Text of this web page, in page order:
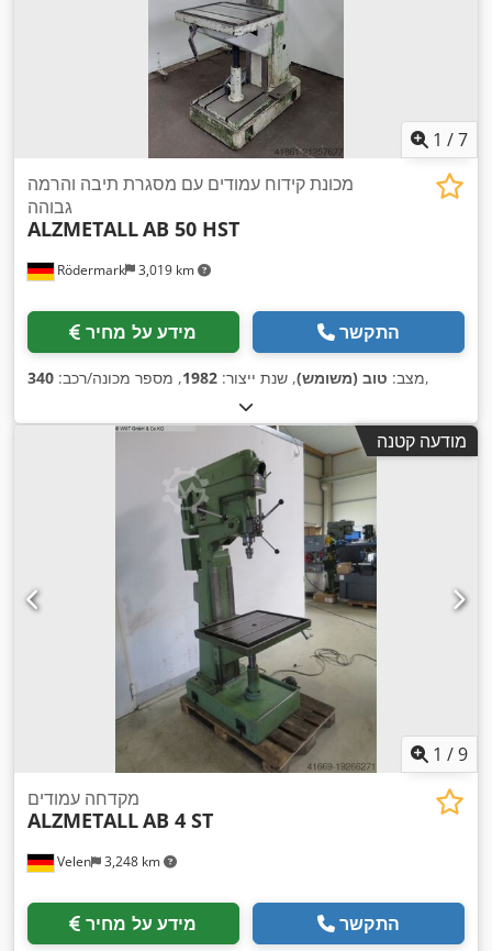
1 /7
Rödermark 3,019 km
מכונת קידוח עמודים עם מסגרת תיבה והרמה
גבוהה
ALZMETALLAB 50 HST
מידע על מחיר התקשר
מצב: טוב (משומש), שנת ייצור: 1982, מספר מכונה/רכב: 340 ,
מודעה קטנה
1 /9
Velen 3,248 km
מקדחה עמודים
ALZMETALLAB 4 ST
מידע על מחיר התקשר